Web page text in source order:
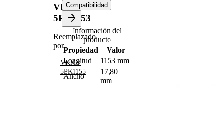
VKMV
5PK1153
Reemplazado
por
VKMV
5PK1155
Compatibilidad
Información del
producto
Propiedad
Valor
Longitud
1153 mm
Ancho
17,80
mm